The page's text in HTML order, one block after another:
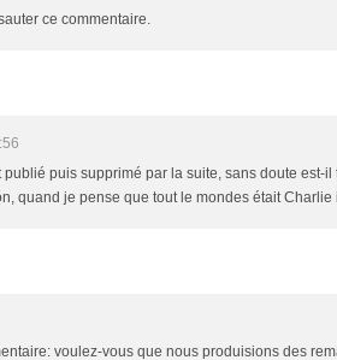
ce commentaire.
puis supprimé par la suite, sans doute est-
quand je pense que tout le mondes était Charlie
voulez-vous que nous produisions des